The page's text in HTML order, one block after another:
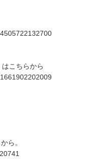
こちらから
ら。